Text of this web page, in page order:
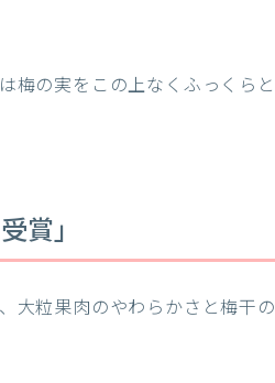
梅の実をこの上なくふっくらと
賞」
大粒果肉のやわらかさと梅干の